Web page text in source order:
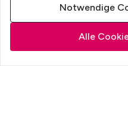
Notwendige
Alle
für Aktivität + Hotel